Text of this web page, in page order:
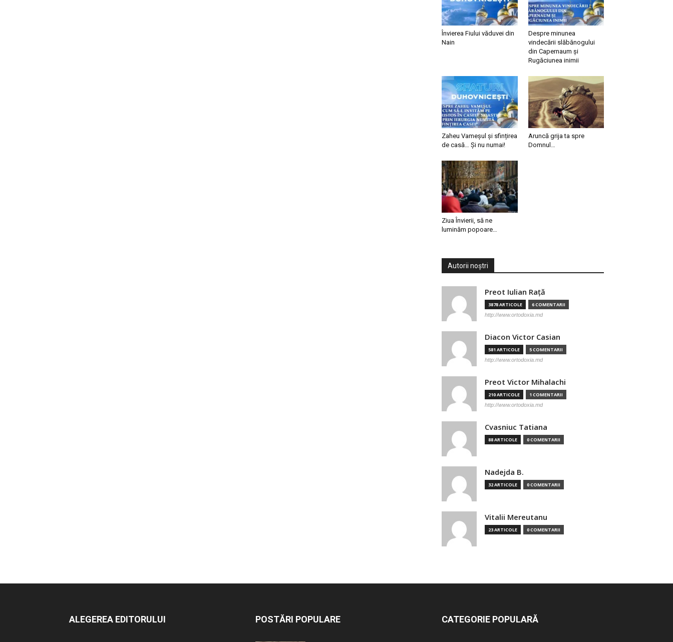
Învierea Fiului văduvei din
Nain
Despre minunea
vindecării slăbănogului
din Capernaum și
Rugăciunea inimii
Zaheu Vameșul și sfințirea
de casă… Și nu numai!
Aruncă grija ta spre
Domnul…
Ziua Învierii, să ne
luminăm popoare…
Autorii noștri
Preot Iulian Raţă
3878 ARTICOLE 6 COMENTARII
http://www.ortodoxia.md
Diacon Victor Casian
581 ARTICOLE 5 COMENTARII
http://www.ortodoxia.md
Preot Victor Mihalachi
210 ARTICOLE 1 COMENTARII
http://www.ortodoxia.md
Cvasniuc Tatiana
88 ARTICOLE 0 COMENTARII
Nadejda B.
32 ARTICOLE 0 COMENTARII
Vitalii Mereutanu
23 ARTICOLE 0 COMENTARII
ALEGEREA EDITORULUI POSTĂRI POPULARE CATEGORIE POPULARĂ